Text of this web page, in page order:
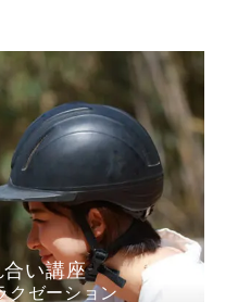
い講座
クゼーション